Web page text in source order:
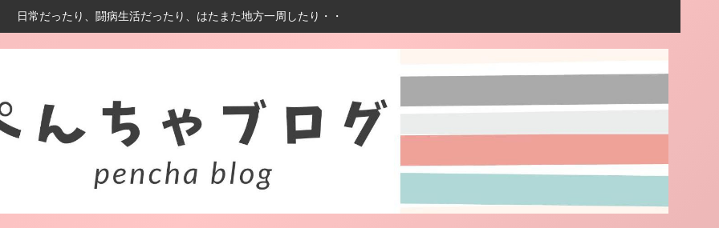
日常だったり、闘病生活だったり、はたまた地方一周したり・・